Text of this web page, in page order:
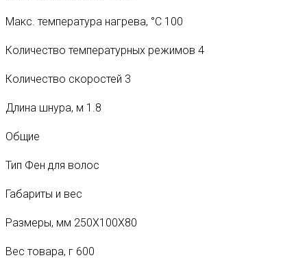
Макс. температура нагрева, °С 100
Количество температурных режимов 4
Количество скоростей 3
Длина шнура, м 1.8
Общие
Тип Фен для волос
Габариты и вес
Размеры, мм 250Х100Х80
Вес товара, г 600